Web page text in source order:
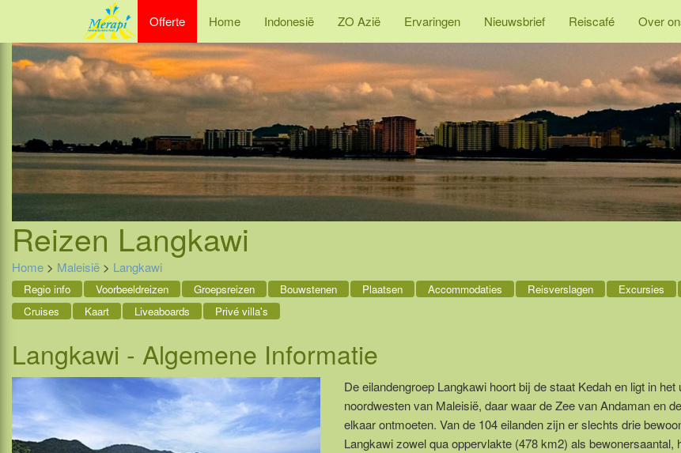
Offerte Home Indonesië ZO Azië Ervaringen Nieuwsbrief Reiscafé Over
Reizen Langkawi
Home > Maleisië > Langkawi
Regio info Voorbeeldreizen Groepsreizen Bouwstenen Plaatsen Accommodaties Reisverslagen Excursies
Cruises
Kaart Liveaboards Privé villa's
Langkawi - Algemene Informatie
De eilandengroep Langkawi hoort bij de staat Kedah en ligt in het
noordwesten van Maleisië, daar waar de Zee van Andaman en
elkaar ontmoeten. Van de 104 eilanden zijn er slechts drie
Langkawi zowel qua oppervlakte (478 km2) als bewonersaantal,